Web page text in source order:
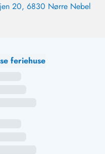
20, 6830 Nørre Nebel
feriehuse